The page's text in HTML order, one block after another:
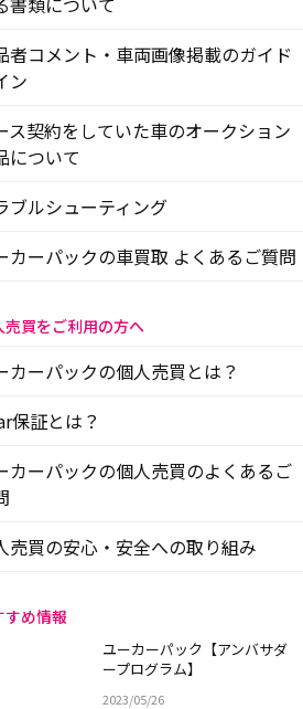
者コメント・車両画像掲載のガイド
ン
ス契約をしていた車のオークション
について
ブルシューティング
カーパックの車買取 よくあるご質問
売買をご利用の方へ
カーパックの個人売買とは？
保証とは？
カーパックの個人売買のよくあるご
売買の安心・安全への取り組み
すめ情報
ユーカーパック【アンバサダ
ープログラム】
2023/05/26